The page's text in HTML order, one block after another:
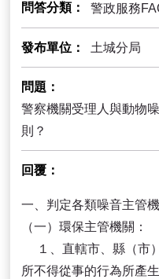
問答分類 警政服務
發布單位 土城分局
問題
警察機關受理人與動物
則？
回覆
一、判定各類噪音主管
（一）環保主管機關：
１、直轄市、縣（市
所不得從事的行為所產